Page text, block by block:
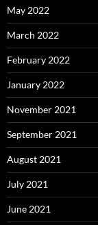
May 2022
March 2022
February 2022
January 2022
November 2021
September 2021
August 2021
July 2021
June 2021